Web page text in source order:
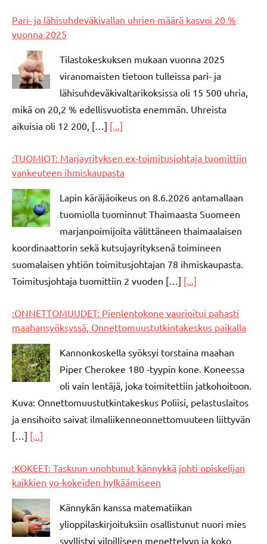
Pari- ja lähisuhdeväkivallan uhrien määrä kasvoi 20 %
vuonna 2025
Tilastokeskuksen mukaan vuonna 2025
viranomaisten tietoon tulleissa pari- ja
lähisuhdeväkivaltarikoksissa oli 15 500 uhria,
mikä on 20,2 % edellisvuotista enemmän. Uhreista
aikuisia oli 12 200, […] [...]
:TUOMIOT: Marjayrityksen ex-toimitusjohtaja tuomittiin
vankeuteen ihmiskaupasta
Lapin käräjäoikeus on 8.6.2026 antamallaan
tuomiolla tuominnut Thaimaasta Suomeen
marjanpoimijoita välittäneen thaimaalaisen
koordinaattorin sekä kutsujayrityksenä toimineen
suomalaisen yhtiön toimitusjohtajan 78 ihmiskaupasta.
Toimitusjohtaja tuomittiin 2 vuoden […] [...]
:ONNETTOMUUDET: Pienlentokone vaurioitui pahasti
maahansyöksyssä, Onnettomuustutkintakeskus paikalla
Kannonkoskella syöksyi torstaina maahan
Piper Cherokee 180 -tyypin kone. Koneessa
oli vain lentäjä, joka toimitettiin jatkohoitoon.
Kuva: Onnettomuustutkintakeskus Poliisi, pelastuslaitos
ja ensihoito saivat ilmaliikenneonnettomuuteen liittyvän
[…] [...]
:KOKEET: Taskuun unohtunut kännykkä johti opiskelijan
kaikkien yo-kokeiden hylkäämiseen
Kännykän kanssa matematiikan
ylioppilaskirjoituksiin osallistunut nuori mies
syyllistyi vilpilliseen menettelyyn ja koko